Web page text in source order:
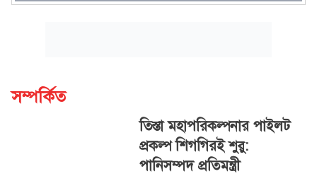
সম্পর্কিত
তিস্তা মহাপরিকল্পনার পাইলট
প্রকল্প শিগগিরই শুরু:
পানিসম্পদ প্রতিমন্ত্রী